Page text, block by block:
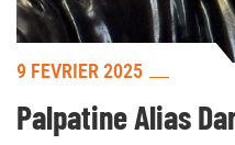
9 FÉVRIER 2025
Palpatine Alias